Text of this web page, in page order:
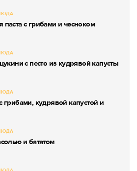
паста с грибами и чесноком
с песто из кудрявой капусты
грибами, кудрявой капустой и
и бататом